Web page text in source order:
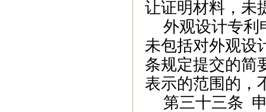
让证明材料，未
外观设计专利
未包括对外观设
条规定提交的简
表示的范围的，
第三十三条